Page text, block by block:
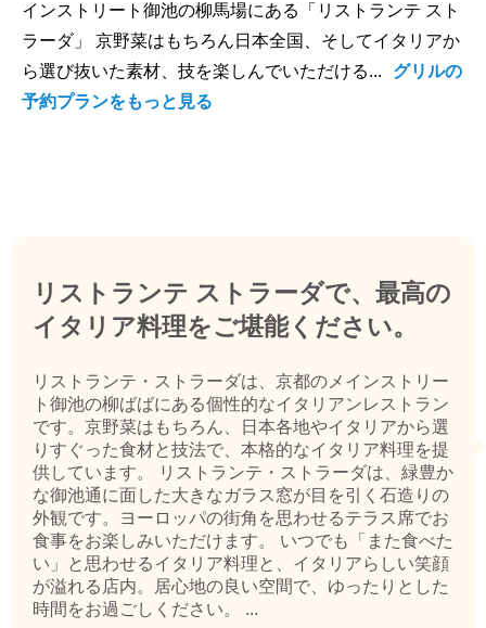
インストリート御池の柳馬場にある「リストランテ スト
ラーダ」 京野菜はもちろん日本全国、そしてイタリアか
ら選び抜いた素材、技を楽しんでいただける...
グリルの
予約プランをもっと見る
リストランテ ストラーダで、最高の
イタリア料理をご堪能ください。
リストランテ・ストラーダは、京都のメインストリー
ト御池の柳ばばにある個性的なイタリアンレストラン
です。京野菜はもちろん、日本各地やイタリアから選
りすぐった食材と技法で、本格的なイタリア料理を提
供しています。 リストランテ・ストラーダは、緑豊か
な御池通に面した大きなガラス窓が目を引く石造りの
外観です。ヨーロッパの街角を思わせるテラス席でお
食事をお楽しみいただけます。 いつでも「また食べた
い」と思わせるイタリア料理と、イタリアらしい笑顔
が溢れる店内。居心地の良い空間で、ゆったりとした
時間をお過ごしください。 ...